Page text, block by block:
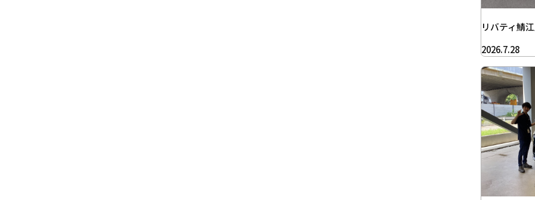
リバティ鯖
2026.7.28